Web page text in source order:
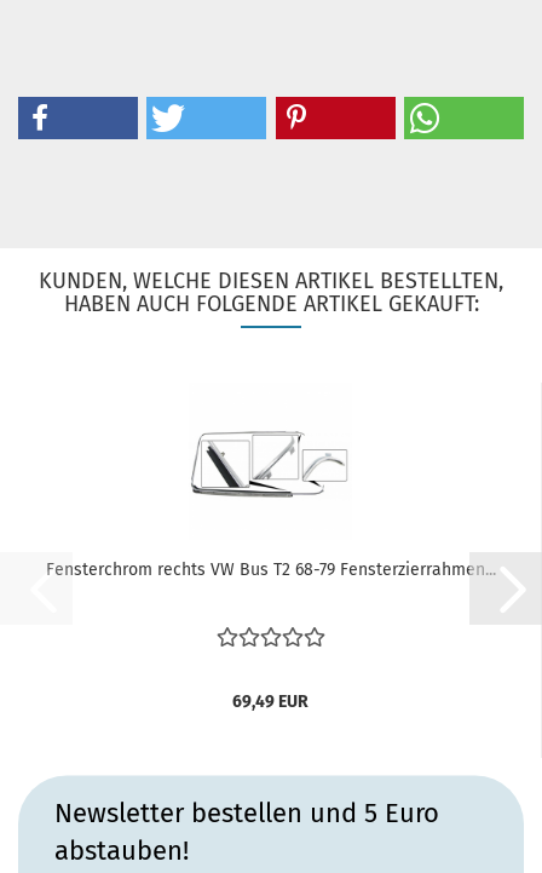
KUNDEN, WELCHE DIESEN ARTIKEL BESTELLTEN,
HABEN AUCH FOLGENDE ARTIKEL GEKAUFT:
Fensterchrom rechts VW Bus T2 68-79 Fensterzierrahmen...
69,49 EUR
Newsletter bestellen und 5 Euro
abstauben!